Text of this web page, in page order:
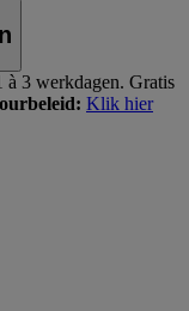
à 3 werkdagen. Gratis
Klik hier